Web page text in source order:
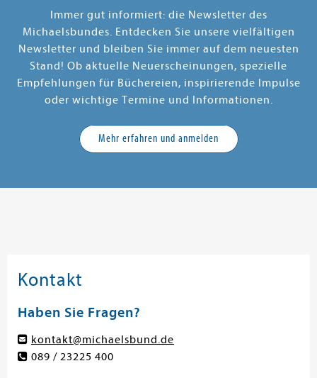
Immer gut informiert: die Newsletter des
Michaelsbundes. Entdecken Sie unsere vielfältigen
Newsletter und bleiben Sie immer auf dem neuesten
Stand! Ob aktuelle Neuerscheinungen, spezielle
Empfehlungen für Büchereien, inspirierende Impulse
oder wichtige Termine und Informationen.
Mehr erfahren und anmelden
Kontakt
Haben Sie Fragen?
kontakt@michaelsbund.de
089 / 23225 400